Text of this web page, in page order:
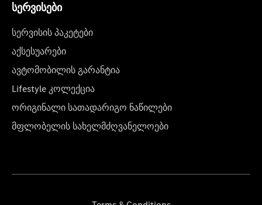
სერვისები
სერვისის პაკეტები
აქსესუარები
ავტომობილის გარანტია
Lifestyle კოლექცია
ორიგინალი სათადარიგო ნაწილები
მფლობელის სახელმძღვანელოები